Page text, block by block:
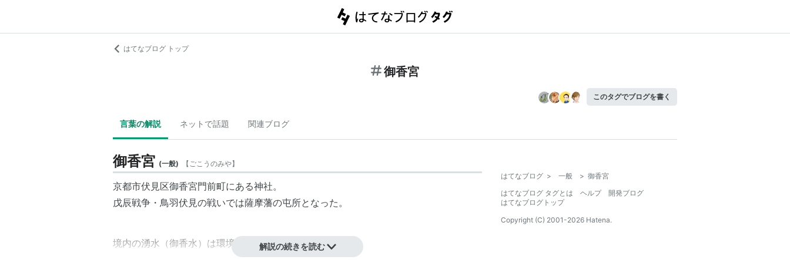
はてなブログ トップ
御香宮
このタグでブログを書く
言葉の解説 ネットで話題 関連ブログ
御香宮 (一般) 【ごこうのみや】
京都市伏見区御香宮門前町にある神社。
戊辰戦争・鳥羽伏見の戦いでは薩摩藩の屯所となった。
境内の湧水（御香水）は環境省選定の名水百選の一つ。
解説の続きを読む
はてなブログ > 一般 > 御香宮
はてなブログ タグとは
ヘルプ
開発ブログ
はてなブログトップ
Copyright (C) 2001-2026 Hatena.